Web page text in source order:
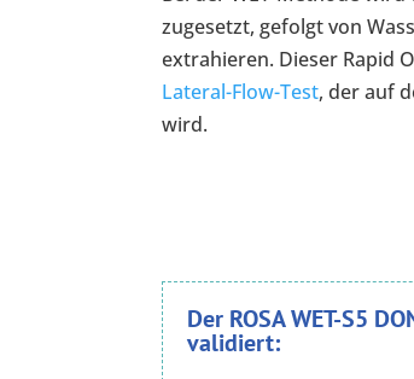
zugesetzt, gefolgt von
extrahieren. Dieser Rapid
Lateral-Flow-Test, der auf
wird.
Der ROSA WET-S5
validiert: